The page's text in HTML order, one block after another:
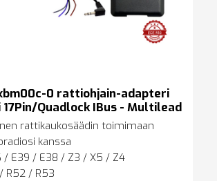
0 rattiohjain-adapteri
17Pin/Quadlock IBus - Multilead
rattikaukosäädin toimimaan
kanssa
/ E39 / E38 / Z3 / X5 / Z4
R52 / R53